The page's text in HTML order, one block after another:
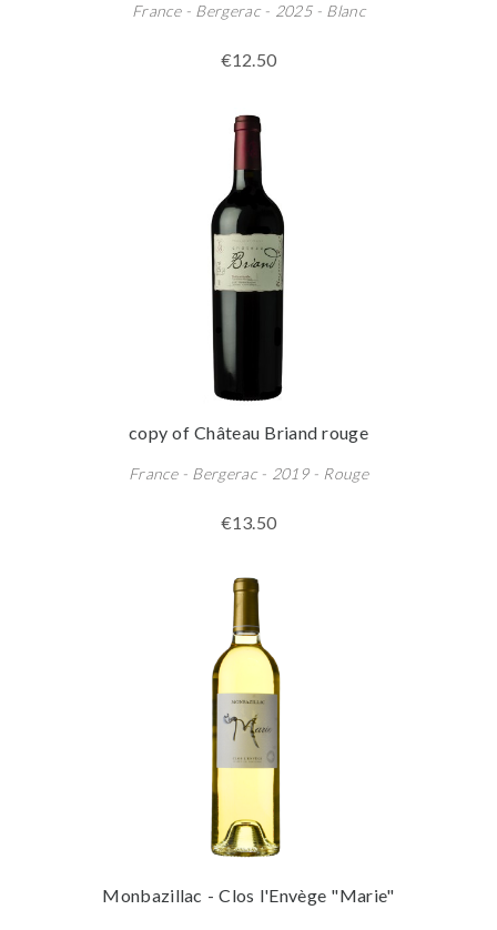
France - Bergerac - 2025 - Blanc
€12.50
copy of Château Briand rouge
France - Bergerac - 2019 - Rouge
€13.50
Monbazillac - Clos l'Envège "Marie"